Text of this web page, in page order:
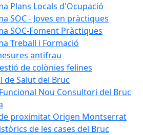
Plans Locals d'Ocupació
SOC - Joves en pràctiques
SOC-Foment Pràctiques
Treball i Formació
antifrau
de colònies felines
de Salut del Bruc
Nou Consultori del Bruc
proximitat Origen Montserrat
de les cases del Bruc